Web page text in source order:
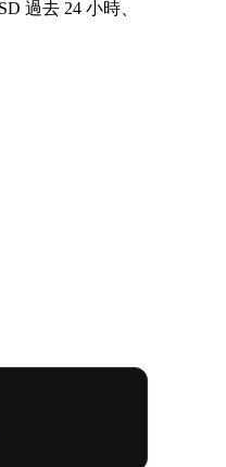
過去 24 小時、